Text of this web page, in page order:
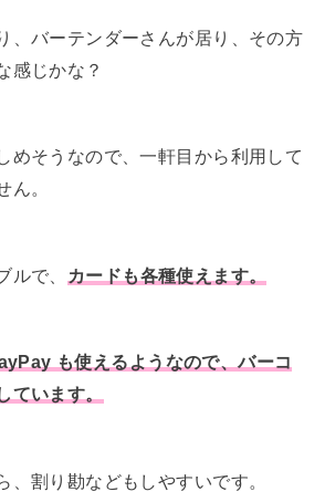
、バーテンダーさんが居り、その方
感じかな？
めそうなので、一軒目から利用して
ん。
ルで、 カードも各種使えます。
も使えるようなので、バーコ
ています。
、割り勘などもしやすいです。